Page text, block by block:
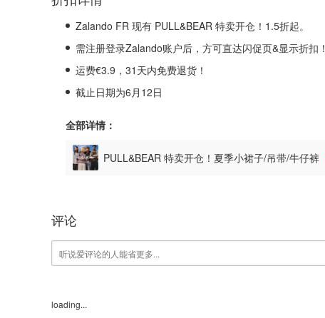
Zalando FR 现有 PULL&BEAR 特卖开仓！1.5折起。
需注册登录Zalando账户后，方可直达闪促页&显示折扣！
运费€3.9，31天内免费退货！
截止日期为6月12日
全部详情：
PULL&BEAR 特卖开仓！夏季小裙子/吊带/牛仔裤
评论
loading...